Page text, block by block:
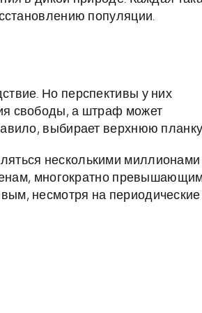
популяции.
Но перспективы у них
свободы, а штраф может
выбирает верхнюю
несколькими миллионами
многократно
несмотря на периодические